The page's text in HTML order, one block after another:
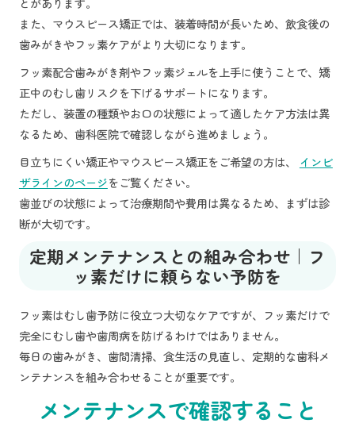
また、マウスピース矯正では、装着時間が長いため、飲食後の
歯みがきやフッ素ケアがより大切になります。
フッ素配合歯みがき剤やフッ素ジェルを上手に使うことで、矯
正中のむし歯リスクを下げるサポートになります。
ただし、装置の種類やお口の状態によって適したケア方法は異
なるため、歯科医院で確認しながら進めましょう。
目立ちにくい矯正やマウスピース矯正をご希望の方は、
インビ
ザラインのページをご覧ください。
歯並びの状態によって治療期間や費用は異なるため、まずは診
断が大切です。
定期メンテナンスとの組み合わせ｜フ
ッ素だけに頼らない予防を
フッ素はむし歯予防に役立つ大切なケアですが、フッ素だけで
完全にむし歯や歯周病を防げるわけではありません。
毎日の歯みがき、歯間清掃、食生活の見直し、定期的な歯科メ
ンテナンスを組み合わせることが重要です。
メンテナンスで確認すること